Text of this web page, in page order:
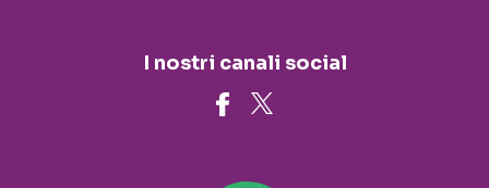
I nostri canali social